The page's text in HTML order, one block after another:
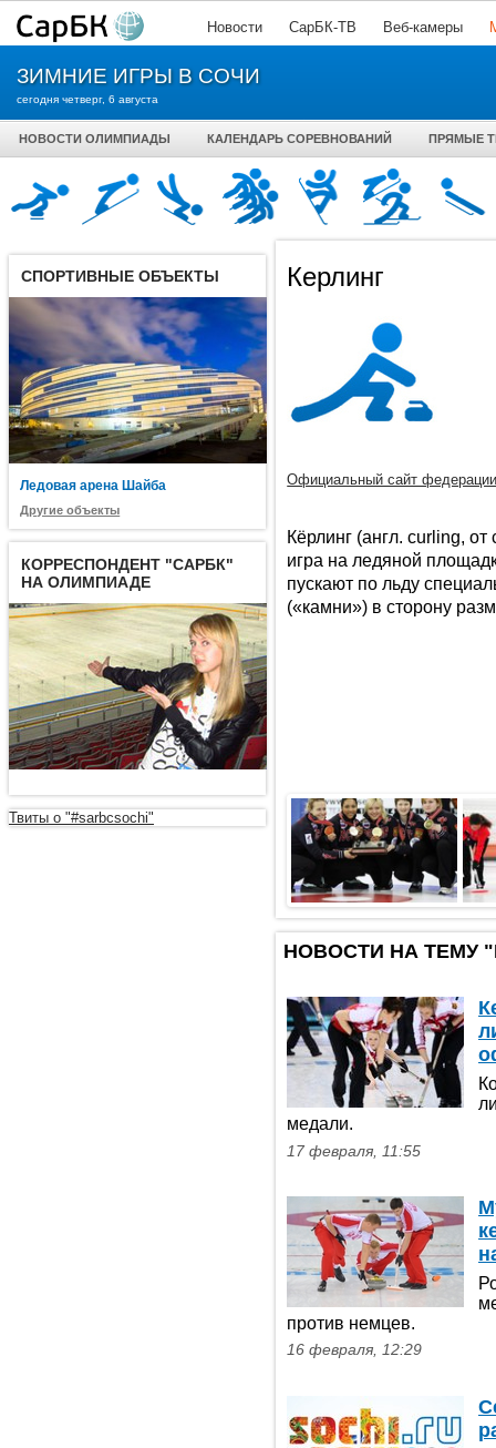
Новости СарБК-ТВ Веб-камеры
ЗИМНИЕ ИГРЫ В СОЧИ
сегодня четверг, 6 августа
НОВОСТИ ОЛИМПИАДЫ КАЛЕНДАРЬ СОРЕВНОВАНИЙ ПРЯМЫЕ
Керлинг
Официальный сайт
Кёрлинг (англ. curling,
игра на ледяной
пускают по льду
(«камни») в сторону
НОВОСТИ НА ТЕМУ
медали.
17 февраля, 11:55
против немцев.
16 февраля, 12:29
СПОРТИВНЫЕ ОБЪЕКТЫ
Ледовая арена Шайба
Другие объекты
КОРРЕСПОНДЕНТ "САРБК"
НА ОЛИМПИАДЕ
Твиты о "#sarbcsochi"